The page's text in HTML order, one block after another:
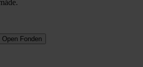
Open Fonden